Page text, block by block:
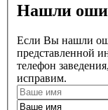
Нашли
Если Вы нашли
представленной
телефон
исправим.